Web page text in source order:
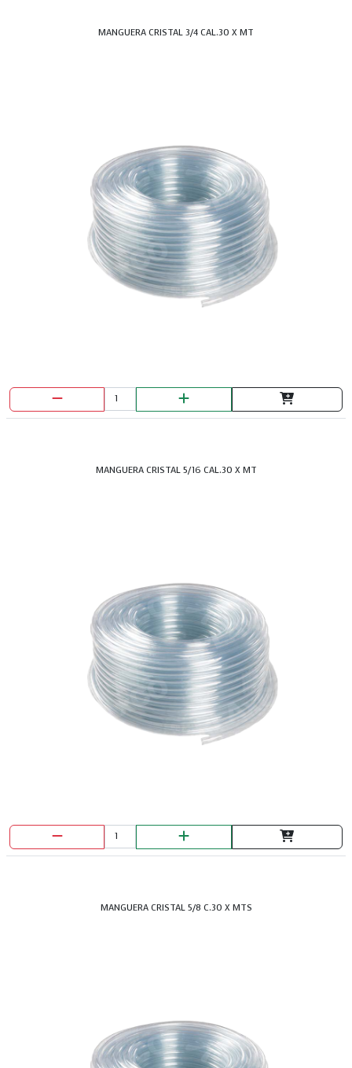
PULIDORA ANGULAR 4.1/2 TRUPER 800W
MANGUERA CRISTAL 3/4 CAL.30 X MT
MANGUERA CRISTAL 5/16 CAL.30 X MT
MANGUERA CRISTAL 5/8 C.30 X MTS